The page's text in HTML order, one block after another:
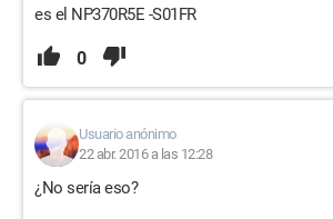
es el NP370R5E -S01FR
0
Usuario anónimo
22 abr. 2016 a las 12:28
¿No sería eso?